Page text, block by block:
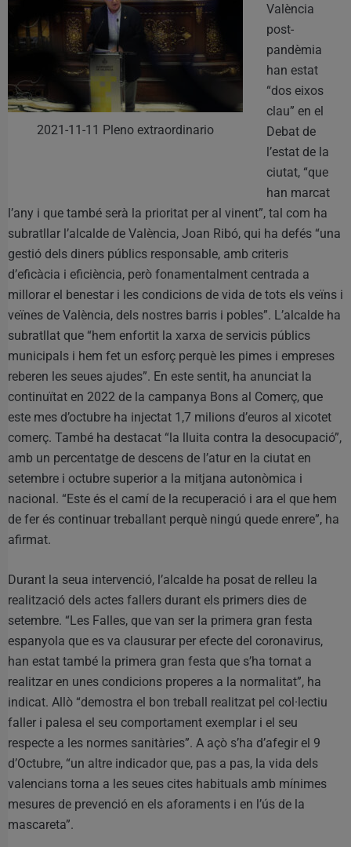
2021-11-11 Pleno extraordinario
València
post-
pandèmia
han estat
“dos eixos
clau” en el
Debat de
l’estat de la
ciutat, “que
han marcat
l’any i que també serà la prioritat per al vinent”, tal com ha
subratllar l’alcalde de València, Joan Ribó, qui ha defés “una
gestió dels diners públics responsable, amb criteris
d’eficàcia i eficiència, però fonamentalment centrada a
millorar el benestar i les condicions de vida de tots els veïns i
veïnes de València, dels nostres barris i pobles”. L’alcalde ha
subratllat que “hem enfortit la xarxa de servicis públics
municipals i hem fet un esforç perquè les pimes i empreses
reberen les seues ajudes”. En este sentit, ha anunciat la
continuïtat en 2022 de la campanya Bons al Comerç, que
este mes d’octubre ha injectat 1,7 milions d’euros al xicotet
comerç. També ha destacat “la lluita contra la desocupació”,
amb un percentatge de descens de l’atur en la ciutat en
setembre i octubre superior a la mitjana autonòmica i
nacional. “Este és el camí de la recuperació i ara el que hem
de fer és continuar treballant perquè ningú quede enrere”, ha
afirmat.
Durant la seua intervenció, l’alcalde ha posat de relleu la
realització dels actes fallers durant els primers dies de
setembre. “Les Falles, que van ser la primera gran festa
espanyola que es va clausurar per efecte del coronavirus,
han estat també la primera gran festa que s’ha tornat a
realitzar en unes condicions properes a la normalitat”, ha
indicat. Allò “demostra el bon treball realitzat pel col·lectiu
faller i palesa el seu comportament exemplar i el seu
respecte a les normes sanitàries”. A açò s’ha d’afegir el 9
d’Octubre, “un altre indicador que, pas a pas, la vida dels
valencians torna a les seues cites habituals amb mínimes
mesures de prevenció en els aforaments i en l’ús de la
mascareta”.